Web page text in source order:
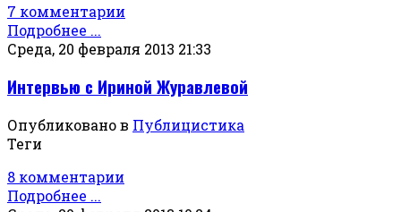
7 комментарии
Подробнее ...
Среда, 20 февраля 2013 21:33
Интервью с Ириной Журавлевой
Опубликовано в Публицистика
Теги
8 комментарии
Подробнее ...